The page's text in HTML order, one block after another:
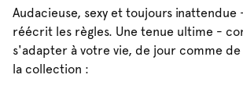
Audacieuse, sexy et toujours inattendue
réécrit les règles. Une tenue ultime -
s'adapter à votre vie, de jour comme
la collection :